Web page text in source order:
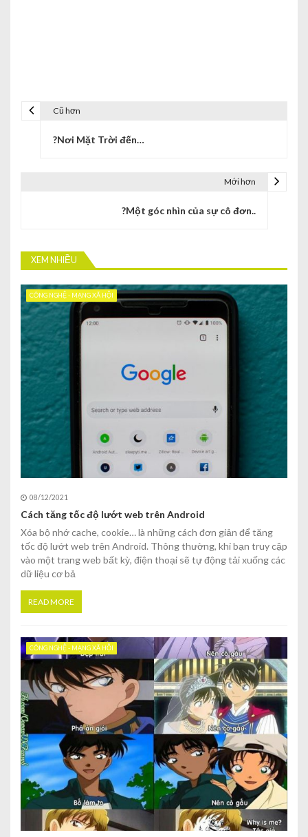
Cũ hơn
?Nơi Mặt Trời đến…
Mới hơn
?Một góc nhìn của sự cô đơn..
XEM NHIỀU
CÔNG NGHỆ - MẠNG XÃ HỘI
08/12/2021
Cách tăng tốc độ lướt web trên Android
Xóa bộ nhớ cache, cookie… là những cách đơn giản để tăng
tốc độ lướt web trên Android. Thông thường, khi bạn truy cập
vào một trang web bất kỳ, điện thoại sẽ tự động tải xuống các
dữ liệu cơ bả
READ MORE
CÔNG NGHỆ - MẠNG XÃ HỘI